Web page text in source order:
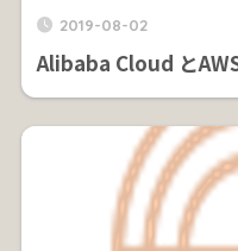
2019-08-02
Alibaba Cloud と